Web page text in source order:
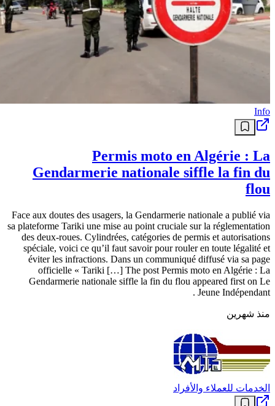
Info
Permis moto en Algérie : La
Gendarmerie nationale siffle la fin du
flou
Face aux doutes des usagers, la Gendarmerie nationale a publié via
sa plateforme Tariki une mise au point cruciale sur la réglementation
des deux-roues. Cylindrées, catégories de permis et autorisations
spéciale, voici ce qu’il faut savoir pour rouler en toute légalité et
éviter les infractions. Dans un communiqué diffusé via sa page
officielle « Tariki […] The post Permis moto en Algérie : La
Gendarmerie nationale siffle la fin du flou appeared first on Le
Jeune Indépendant .
منذ شهرين
الخدمات للعملاء والأفراد